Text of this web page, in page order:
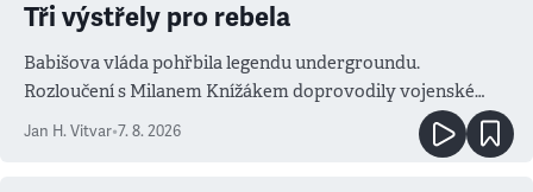
Tři výstřely pro rebela
Babišova vláda pohřbila legendu undergroundu.
Rozloučení s Milanem Knížákem doprovodily vojenské
salvy i kritika pokrokářů
Jan H. Vitvar•7. 8. 2026